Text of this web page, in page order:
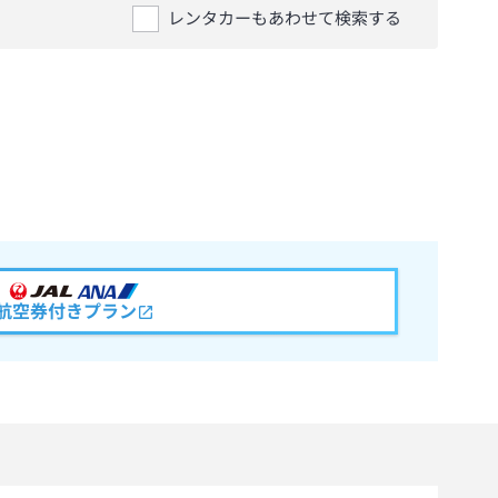
レンタカーもあわせて検索する
空券付きプラン